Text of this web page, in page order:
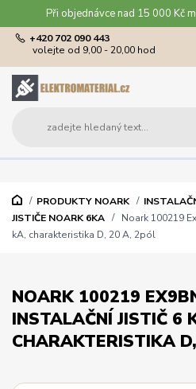
Při objednávce nad 15 000 Kč
+420 702 090 443
volejte od 9,00 - 20,00 hod
PRODUKTY NOARK
JISTIČE NOARK 6KA
Noark 100219
kA, charakteristika D, 20 A, 2pól
NOARK 100219
INSTALAČNÍ JISTIČ 6
CHARAKTERISTIKA